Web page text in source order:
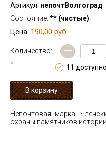
Артикул: непочтВолгоград
Состояние: ** (чистые)
Цена: 190,00 руб.
Количество:
*
—
11
Непочтовая марка.
охраны памятников